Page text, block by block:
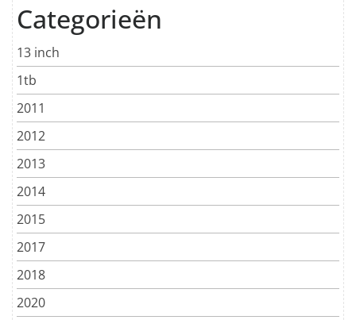
Categorieën
13 inch
1tb
2011
2012
2013
2014
2015
2017
2018
2020